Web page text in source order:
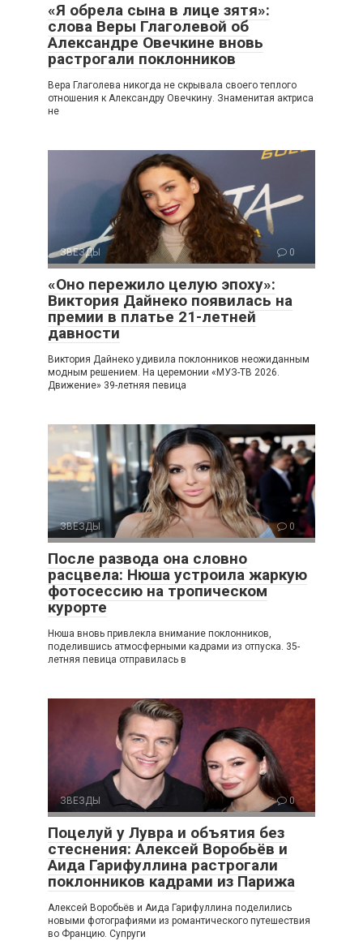
«Я обрела сына в лице зятя»:
слова Веры Глаголевой об
Александре Овечкине вновь
растрогали поклонников
Вера Глаголева никогда не скрывала своего теплого
отношения к Александру Овечкину. Знаменитая актриса
не
ЗВЕЗДЫ 0
«Оно пережило целую эпоху»:
Виктория Дайнеко появилась на
премии в платье 21-летней
давности
Виктория Дайнеко удивила поклонников неожиданным
модным решением. На церемонии «МУЗ-ТВ 2026.
Движение» 39-летняя певица
ЗВЕЗДЫ 0
После развода она словно
расцвела: Нюша устроила жаркую
фотосессию на тропическом
курорте
Нюша вновь привлекла внимание поклонников,
поделившись атмосферными кадрами из отпуска. 35-
летняя певица отправилась в
ЗВЕЗДЫ 0
Поцелуй у Лувра и объятия без
стеснения: Алексей Воробьёв и
Аида Гарифуллина растрогали
поклонников кадрами из Парижа
Алексей Воробьёв и Аида Гарифуллина поделились
новыми фотографиями из романтического путешествия
во Францию. Супруги